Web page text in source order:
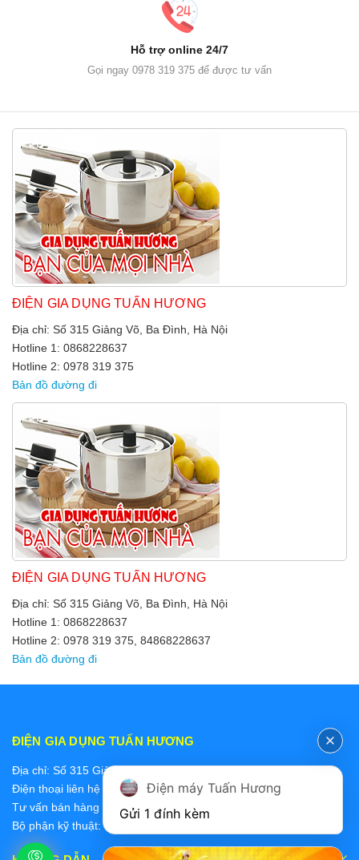
Hỗ trợ online 24/7
Gọi ngay 0978 319 375 để được tư vấn
ĐIỆN GIA DỤNG TUẤN HƯƠNG
Địa chỉ: Số 315 Giảng Võ, Ba Đình, Hà Nội
Hotline 1: 0868228637
Hotline 2: 0978 319 375
Bản đồ đường đi
ĐIỆN GIA DỤNG TUẤN HƯƠNG
Địa chỉ: Số 315 Giảng Võ, Ba Đình, Hà Nội
Hotline 1: 0868228637
Hotline 2: 0978 319 375, 84868228637
Bản đồ đường đi
ĐIỆN GIA DỤNG TUẤN HƯƠNG
Địa chỉ: Số 315 Giảng Võ, Ba Đình, Hà Nội
Điện thoại liên hệ các bộ phận:
Tư vấn bán hàng 2: 0868228637
Bộ phận kỹ thuật: 0978 319 375
Điện máy Tuấn Hương
Gửi 1 đính kèm